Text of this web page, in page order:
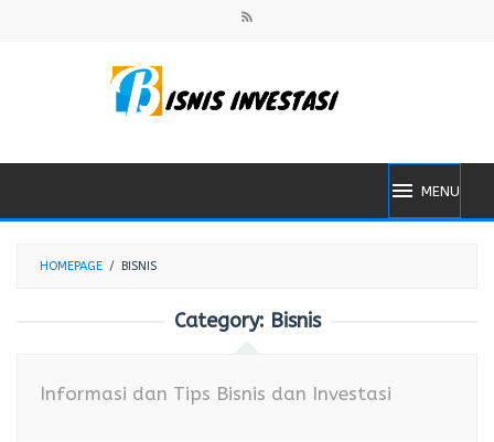
MENU
HOMEPAGE / BISNIS
Category: Bisnis
Informasi dan Tips Bisnis dan Investasi